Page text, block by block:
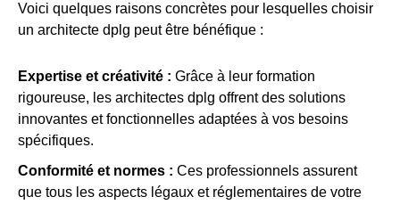
Voici quelques raisons concrètes pour lesquelles choisir
un architecte dplg peut être bénéfique :
Expertise et créativité : Grâce à leur formation
rigoureuse, les architectes dplg offrent des solutions
innovantes et fonctionnelles adaptées à vos besoins
spécifiques.
Conformité et normes : Ces professionnels assurent
que tous les aspects légaux et réglementaires de votre